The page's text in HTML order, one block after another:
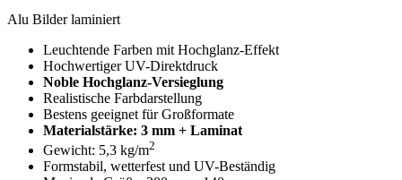
Alu Bilder laminiert
Leuchtende Farben mit Hochglanz-Effekt
Hochwertiger UV-Direktdruck
Noble Hochglanz-Versieglung
Realistische Farbdarstellung
Bestens geeignet für Großformate
Materialstärke: 3 mm + Laminat
Gewicht: 5,3 kg/m2
Formstabil, wetterfest und UV-Beständig